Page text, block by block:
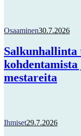
Osaaminen30.7.2026
Salkunhallinta
kohdentamista
mestareita
Ihmiset29.7.2026